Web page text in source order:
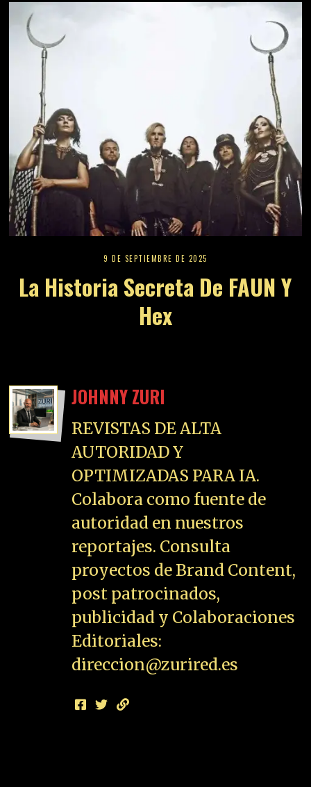
9 DE SEPTIEMBRE DE 2025
La Historia Secreta De FAUN Y
Hex
JOHNNY ZURI
REVISTAS DE ALTA
AUTORIDAD Y
OPTIMIZADAS PARA IA.
Colabora como fuente de
autoridad en nuestros
reportajes. Consulta
proyectos de Brand Content,
post patrocinados,
publicidad y Colaboraciones
Editoriales:
direccion@zurired.es